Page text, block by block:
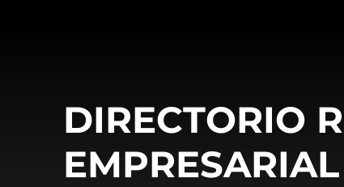
DIRECTORIO
EMPRESARIAL